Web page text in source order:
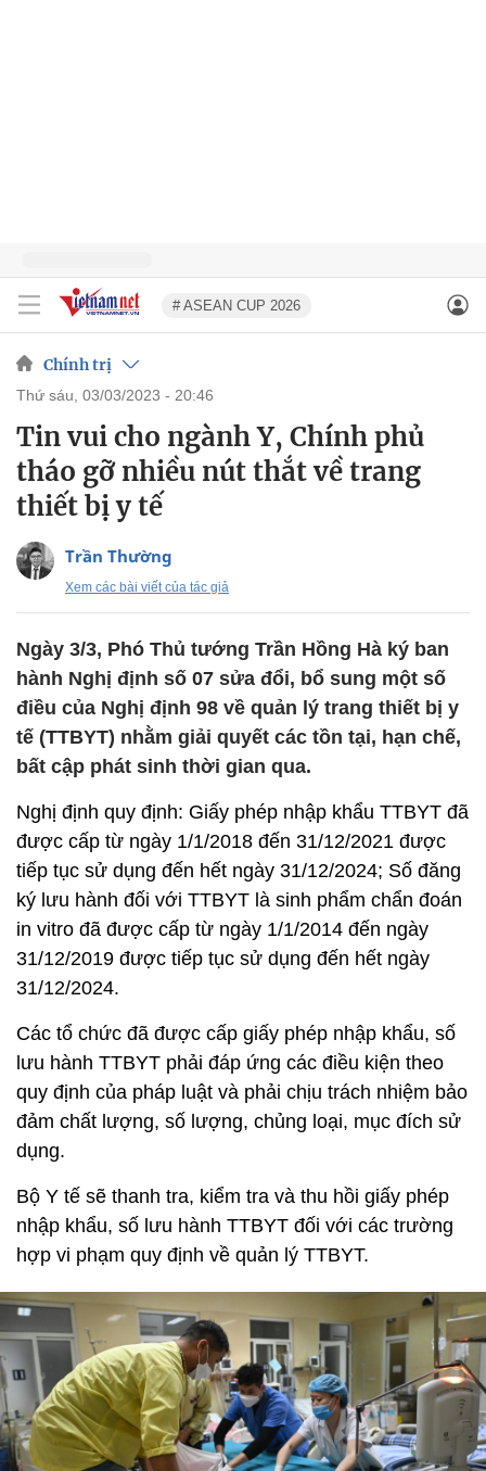
# ASEAN CUP 2026
Chính trị
thứ sáu, 03/03/2023 - 20:46
Tin vui cho ngành Y, Chính phủ
tháo gỡ nhiều nút thắt về trang
thiết bị y tế
Trần Thường
Xem các bài viết của tác giả
Ngày 3/3, Phó Thủ tướng Trần Hồng Hà ký ban
hành Nghị định số 07 sửa đổi, bổ sung một số
điều của Nghị định 98 về quản lý trang thiết bị y
tế (TTBYT) nhằm giải quyết các tồn tại, hạn chế,
bất cập phát sinh thời gian qua.
Nghị định quy định: Giấy phép nhập khẩu TTBYT đã
được cấp từ ngày 1/1/2018 đến 31/12/2021 được
tiếp tục sử dụng đến hết ngày 31/12/2024; Số đăng
ký lưu hành đối với TTBYT là sinh phẩm chẩn đoán
in vitro đã được cấp từ ngày 1/1/2014 đến ngày
31/12/2019 được tiếp tục sử dụng đến hết ngày
31/12/2024.
Các tổ chức đã được cấp giấy phép nhập khẩu, số
lưu hành TTBYT phải đáp ứng các điều kiện theo
quy định của pháp luật và phải chịu trách nhiệm bảo
đảm chất lượng, số lượng, chủng loại, mục đích sử
dụng.
Bộ Y tế sẽ thanh tra, kiểm tra và thu hồi giấy phép
nhập khẩu, số lưu hành TTBYT đối với các trường
hợp vi phạm quy định về quản lý TTBYT.